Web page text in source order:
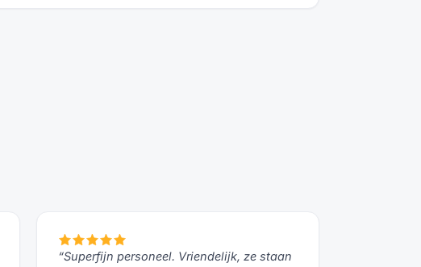
“Superfijn personeel. Vriendelijk, ze staan